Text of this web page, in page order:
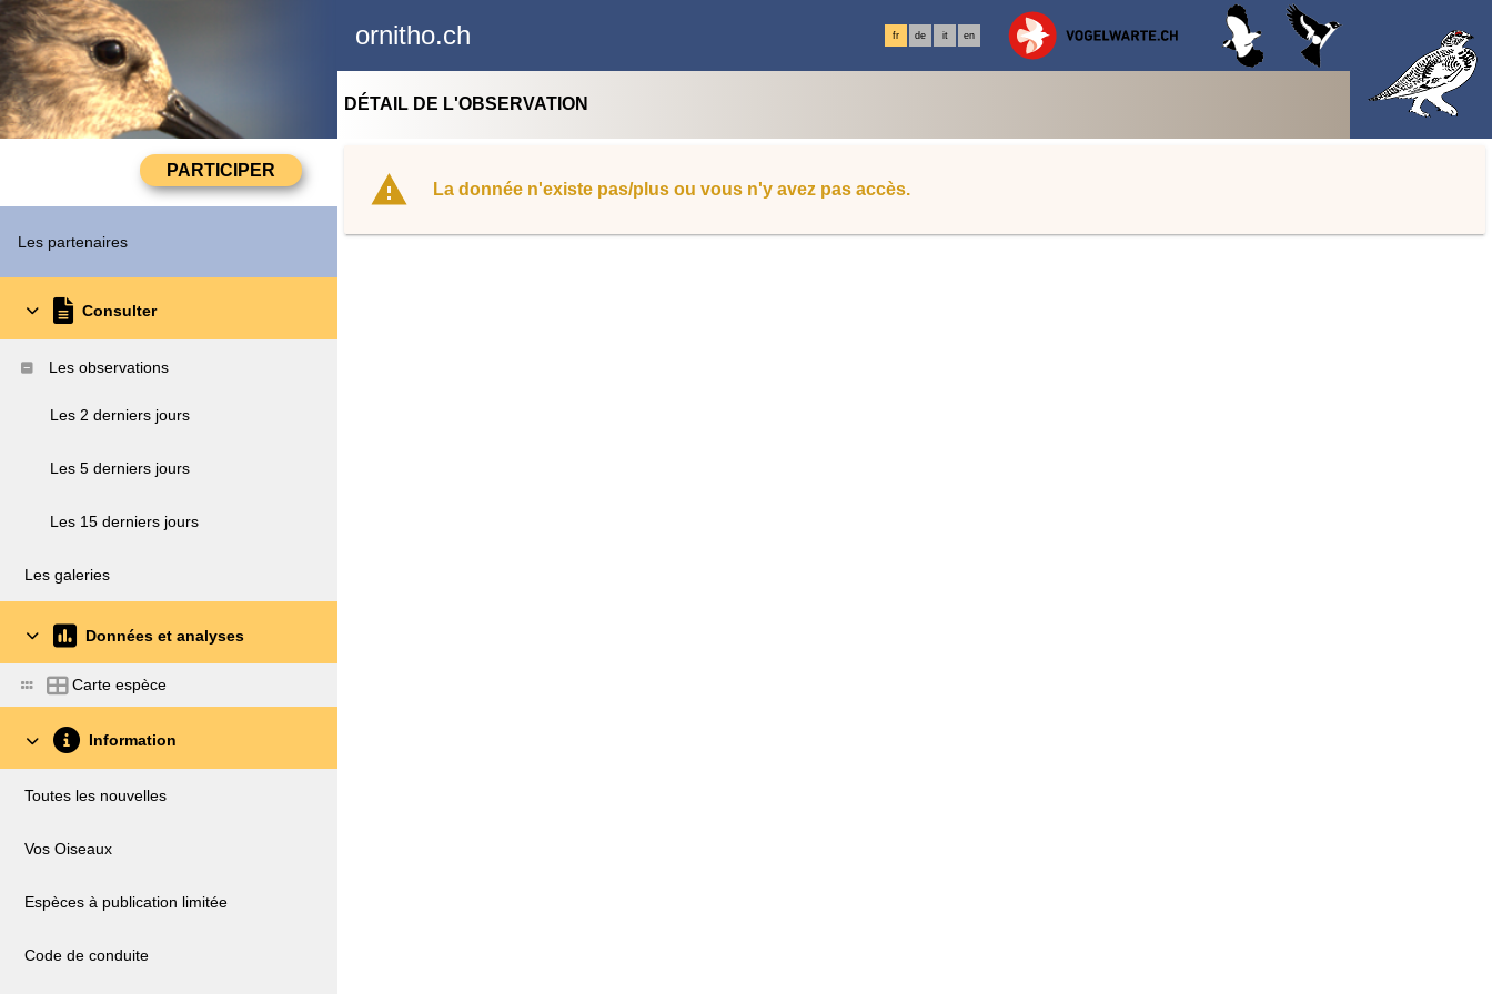
ornitho.ch fr de it en
Les partenaires
Consulter
Les observations
Les 2 derniers jours
Les 5 derniers jours
Les 15 derniers jours
Les galeries
Données et analyses
Carte espèce
Information
Toutes les nouvelles
Vos Oiseaux
Espèces à publication limitée
Code de conduite
DÉTAIL DE L'OBSERVATION
La donnée n'existe pas/plus ou vous n'y avez pas accès.